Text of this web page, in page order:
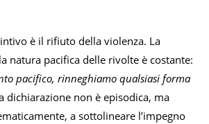
è il rifiuto della violenza. La
natura pacifica delle rivolte è costante:
pacifico, rinneghiamo qualsiasi forma
dichiarazione non è episodica, ma
a sottolineare l’impegno